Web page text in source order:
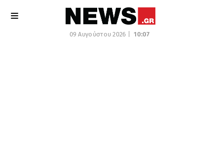
09 Αυγούστου 2026 | 10:07